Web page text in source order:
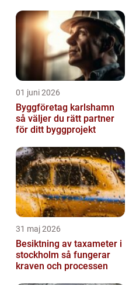
01 juni 2026
Byggföretag karlshamn
så väljer du rätt partner
för ditt byggprojekt
31 maj 2026
Besiktning av taxameter i
stockholm så fungerar
kraven och processen